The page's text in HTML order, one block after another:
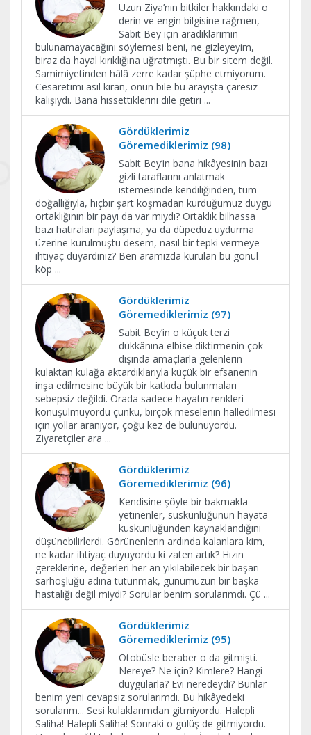
Uzun Ziya’nın bitkiler hakkındaki o
derin ve engin bilgisine rağmen,
Sabit Bey için aradıklarımın
bulunamayacağını söylemesi beni, ne gizleyeyim,
biraz da hayal kırıklığına uğratmıştı. Bu bir sitem değil.
Samimiyetinden hâlâ zerre kadar şüphe etmiyorum.
Cesaretimi asıl kıran, onun bile bu arayışta çaresiz
kalışıydı. Bana hissettiklerini dile getiri ...
Gördüklerimiz
Göremediklerimiz (98)
Sabit Bey’in bana hikâyesinin bazı
gizli taraflarını anlatmak
istemesinde kendiliğinden, tüm
doğallığıyla, hiçbir şart koşmadan kurduğumuz duygu
ortaklığının bir payı da var mıydı? Ortaklık bilhassa
bazı hatıraları paylaşma, ya da düpedüz uydurma
üzerine kurulmuştu desem, nasıl bir tepki vermeye
ihtiyaç duyardınız? Ben aramızda kurulan bu gönül
köp ...
Gördüklerimiz
Göremediklerimiz (97)
Sabit Bey’in o küçük terzi
dükkânına elbise diktirmenin çok
dışında amaçlarla gelenlerin
kulaktan kulağa aktardıklarıyla küçük bir efsanenin
inşa edilmesine büyük bir katkıda bulunmaları
sebepsiz değildi. Orada sadece hayatın renkleri
konuşulmuyordu çünkü, birçok meselenin halledilmesi
için yollar aranıyor, çoğu kez de bulunuyordu.
Ziyaretçiler ara ...
Gördüklerimiz
Göremediklerimiz (96)
Kendisine şöyle bir bakmakla
yetinenler, suskunluğunun hayata
küskünlüğünden kaynaklandığını
düşünebilirlerdi. Görünenlerin ardında kalanlara kim,
ne kadar ihtiyaç duyuyordu ki zaten artık? Hızın
gereklerine, değerleri her an yıkılabilecek bir başarı
sarhoşluğu adına tutunmak, günümüzün bir başka
hastalığı değil miydi? Sorular benim sorularımdı. Çü ...
Gördüklerimiz
Göremediklerimiz (95)
Otobüsle beraber o da gitmişti.
Nereye? Ne için? Kimlere? Hangi
duygularla? Evi neredeydi? Bunlar
benim yeni cevapsız sorularımdı. Bu hikâyedeki
sorularım... Sesi kulaklarımdan gitmiyordu. Halepli
Saliha! Halepli Saliha! Sonraki o gülüş de gitmiyordu.